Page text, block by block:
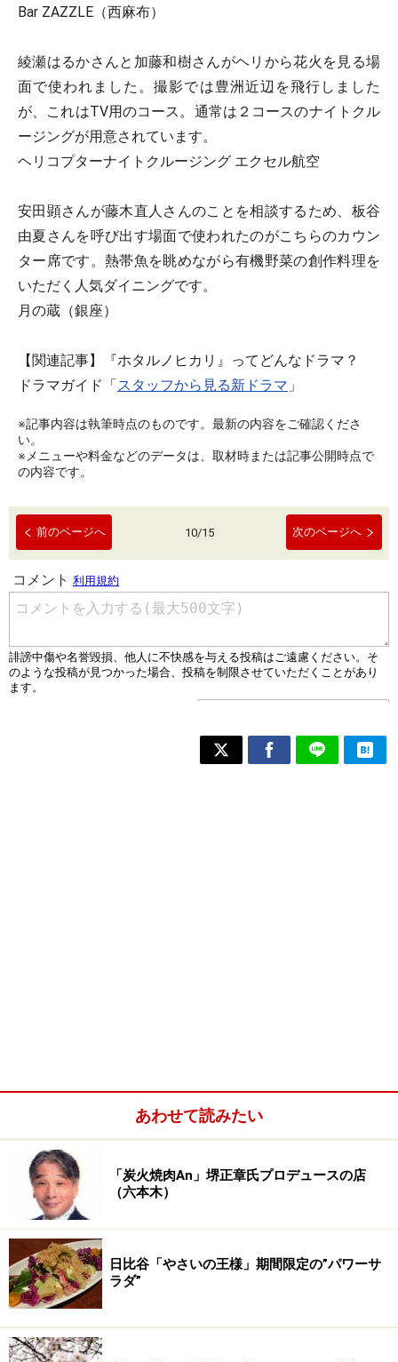
Bar ZAZZLE（西麻布）
綾瀬はるかさんと加藤和樹さんがヘリから花火を見る場
面で使われました。撮影では豊洲近辺を飛行しました
が、これはTV用のコース。通常は２コースのナイトクル
ージングが用意されています。
ヘリコプターナイトクルージング エクセル航空
安田顕さんが藤木直人さんのことを相談するため、板谷
由夏さんを呼び出す場面で使われたのがこちらのカウン
ター席です。熱帯魚を眺めながら有機野菜の創作料理を
いただく人気ダイニングです。
月の蔵（銀座）
【関連記事】『ホタルノヒカリ』ってどんなドラマ？
ドラマガイド「スタッフから見る新ドラマ 」
※記事内容は執筆時点のものです。最新の内容をご確認くださ
い。
※メニューや料金などのデータは、取材時または記事公開時点で
の内容です。
前のページへ 10/15 次のページへ
あわせて読みたい
「炭火焼肉An」堺正章氏プロデュースの店
（六本木）
日比谷「やさいの王様」期間限定の”パワーサ
ラダ”